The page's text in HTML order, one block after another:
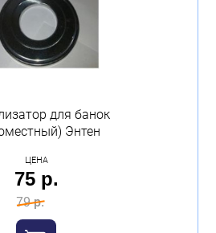
для банок
Энтен
ЦЕНА
75 р.
79 р.